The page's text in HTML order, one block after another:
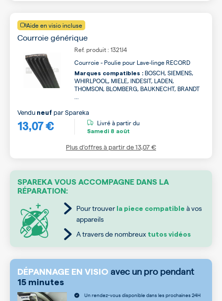
Aide en visio incluse
Courroie générique
Ref. produit : 1321J4
Courroie - Poulie pour Lave-linge RECORD
Marques compatibles : BOSCH, SIEMENS,
WHIRLPOOL, MIELE, INDESIT, LADEN,
THOMSON, BLOMBERG, BAUKNECHT, BRANDT
13,07 €
Vendu neuf parSpareka
Livré à partir du
Samedi 8 août
Plus d’offres à partir de13,07 €
SPAREKA VOUS ACCOMPAGNE DANS LA
RÉPARATION:
Pour trouver la piece compatible à vos
appareils
A travers de nombreux tutos vidéos
DÉPANNAGE EN VISIO avec un pro pendant
15 minutes
Un rendez-vous disponible dans les prochaines 24H